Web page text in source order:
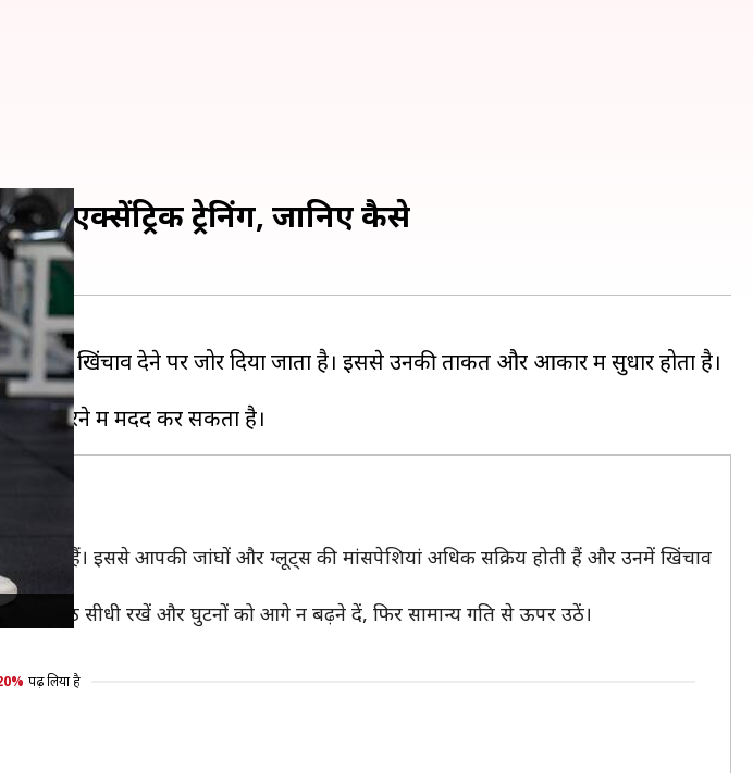
एक्सेंट्रिक ट्रेनिंग, जानिए कैसे
पर खिंचाव देने पर जोर दिया जाता है। इससे उनकी ताकत और आकार में सुधार होता है।
है।
से करते हैं। इससे आपकी जांघों और ग्लूट्स की मांसपेशियां अधिक सक्रिय होती हैं और उनमें खिंचाव
पीठ सीधी रखें और घुटनों को आगे न बढ़ने दें, फिर सामान्य गति से ऊपर उठें।
पढ़ लिया है